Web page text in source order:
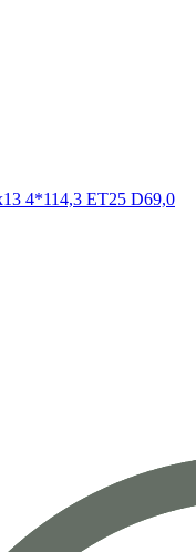
4*114,3 ET25 D69,0